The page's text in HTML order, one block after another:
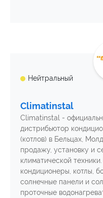
Нейтральный
Climatinstal
Climatinstal -
дистрибьютор
(котлов) в Бельцах,
продажу, установку и
климатической
кондиционеры, котлы,
солнечные панели и
проточные